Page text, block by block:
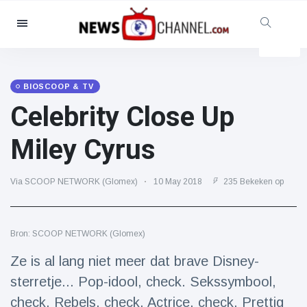
Categorieën
Maatschappelijk & Leuk
Bioscoop & TV
(81)
Beroemdheden
(13938)
Mode & Schoonheid
(122)
Levensstijl
(121)
Gezondheid & Fitness
BIOSCOOP & TV
Celebrity Close Up
Miley Cyrus
Via SCOOP NETWORK (Glomex) 10 May 2018 235 Bekeken op
Bron: SCOOP NETWORK (Glomex)
Ze is al lang niet meer dat brave Disney-
sterretje... Pop-idool, check. Sekssymbool,
check. Rebels, check. Actrice, check. Prettig